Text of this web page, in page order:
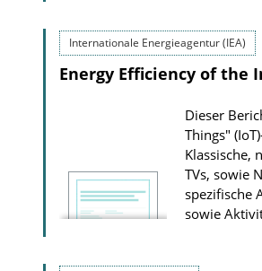
Internationale Energieagentur (IEA)
Energy Efficiency of the
Dieser
Things"
Klassische,
TVs, sowie
spezifische
sowie